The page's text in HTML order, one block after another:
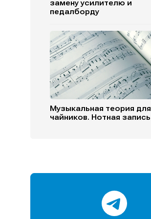
замену усилителю и
педалборду
Музыкальная теория для
чайников. Нотная запись